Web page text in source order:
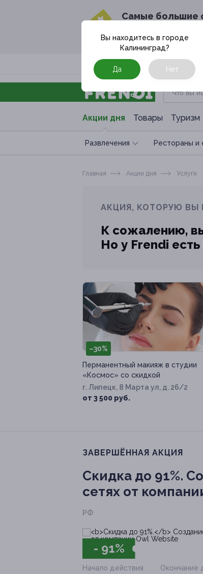
Cамые большие
в твоём
Москва
Акции дня Товары Туризм
Развлечения Рестораны и
Вы находитесь в городе
Калининград?
Да Нет
Главная Акции дня Услуги
АКЦИЯ, КОТОРУЮ ВЫ
К сожалению,
Но у Frendi
–30%
Перманентный макияж в студии
«Космос» со скидкой
г. Липецк, 8 Марта ул, д. 26/2
от 3 500 руб.
ЗАВЕРШЁННАЯ АКЦИЯ
Скидка до 91%.
сетях от
РФ
- 91%
Начало действия
Окончание